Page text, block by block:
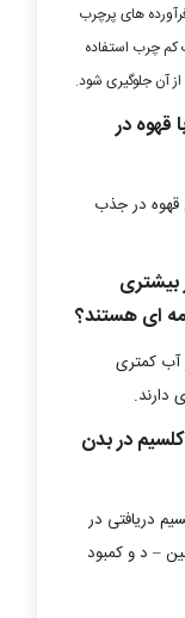
های پرچرب
چرب استفاده
جلوگیری شود.
در
در جذب
ای هستند؟
کمتری
در بدن
دریافتی در
– د و کمبود